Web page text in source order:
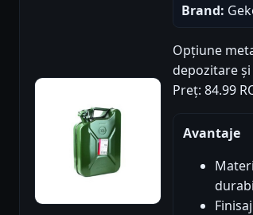
Brand:
Opțiune
depozitare
Preț: 84.99
Avantaje